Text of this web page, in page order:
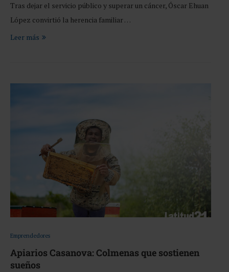
Tras dejar el servicio público y superar un cáncer, Óscar Ehuan
López convirtió la herencia familiar …
Leer más
Emprendedores
Apiarios Casanova: Colmenas que sostienen
sueños